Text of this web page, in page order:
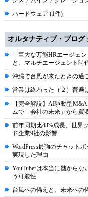
ハードウェア (1件)
オルタナティブ・ブログ
「巨大な万能HRエージェ
と、マルチエージェント時
沖縄で台風が来たときの過
営業は終わった（２）普遍
【完全解説】AI駆動型
ムで「会社の未来」から買
前年同期比43%成長、世界
ド企業9社の影響
WordPress最強のチャット
実現した理由
YouTuberは本当に儲から
う可能性
台風への備えと、未来への